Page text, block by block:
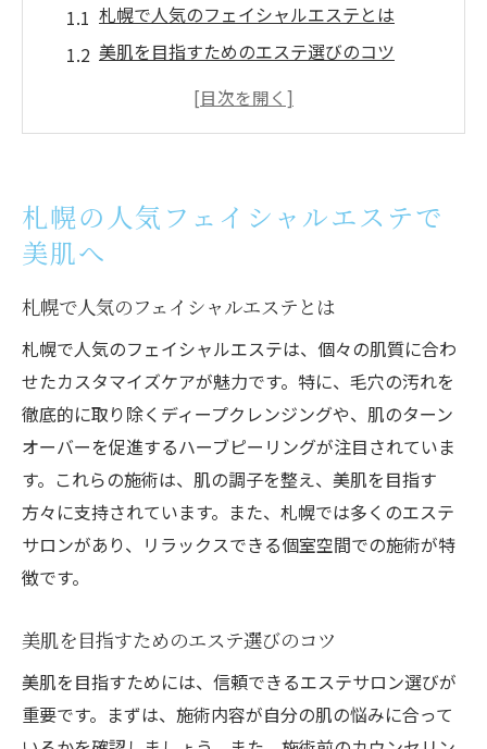
札幌で人気のフェイシャルエステとは
美肌を目指すためのエステ選びのコツ
エステの効果を引き出すための必要回数
効果を実感できる札幌のエステ体験
フェイシャルエステで毛穴ケアを札幌で体験
理由
毛穴の悩みを解消するエステ術
札幌で人気の毛穴ケアエステとは
エステで得られる毛穴ケアの効果
毛穴ケアに最適な札幌のエステサロン
フェイシャルエステによる毛穴の変化
札幌で肌質改善を目指すエステサロン
肌質改善のためのフェイシャルエステの選
び方
札幌のサロンでの肌質改善体験
札幌の人気フェイシャルエステで
美肌へ
札幌で人気のフェイシャルエステとは
札幌で人気のフェイシャルエステは、個々の肌質に合わ
せたカスタマイズケアが魅力です。特に、毛穴の汚れを
徹底的に取り除くディープクレンジングや、肌のターン
オーバーを促進するハーブピーリングが注目されていま
す。これらの施術は、肌の調子を整え、美肌を目指す
方々に支持されています。また、札幌では多くのエステ
サロンがあり、リラックスできる個室空間での施術が特
徴です。
美肌を目指すためのエステ選びのコツ
美肌を目指すためには、信頼できるエステサロン選びが
重要です。まずは、施術内容が自分の肌の悩みに合って